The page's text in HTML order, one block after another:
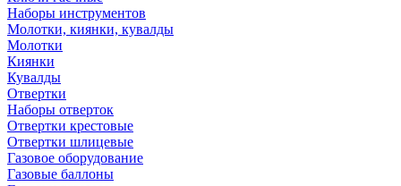
Наборы инструментов
Молотки, киянки, кувалды
Молотки
Киянки
Кувалды
Отвертки
Наборы отверток
Отвертки крестовые
Отвертки шлицевые
Газовое оборудование
Газовые баллоны